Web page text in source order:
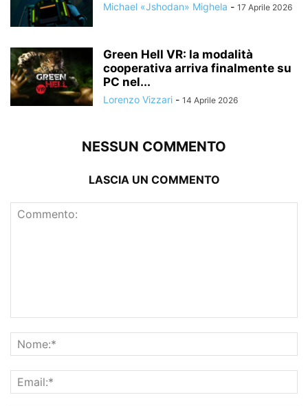
Michael «Jshodan» Mighela - 17 Aprile 2026
Green Hell VR: la modalità
cooperativa arriva finalmente su
PC nel...
Lorenzo Vizzari - 14 Aprile 2026
NESSUN COMMENTO
LASCIA UN COMMENTO